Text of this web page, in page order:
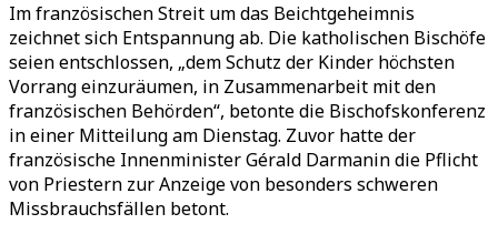
Im französischen Streit um das Beichtgeheimnis
zeichnet sich Entspannung ab. Die katholischen Bischöfe
seien entschlossen, „dem Schutz der Kinder höchsten
Vorrang einzuräumen, in Zusammenarbeit mit den
französischen Behörden“, betonte die Bischofskonferenz
in einer Mitteilung am Dienstag. Zuvor hatte der
französische Innenminister Gérald Darmanin die Pflicht
von Priestern zur Anzeige von besonders schweren
Missbrauchsfällen betont.